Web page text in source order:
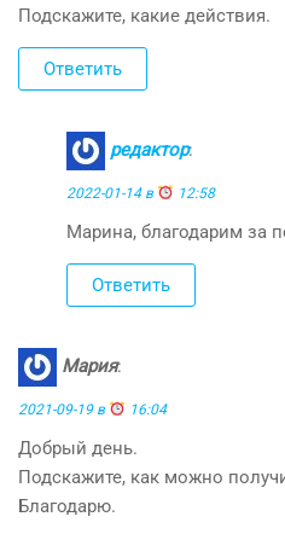
Подскажите, какие действия.
Ответить
редактор:
2022-01-14 в 12:58
Марина, благодарим за
Ответить
Мария:
2021-09-19 в 16:04
Добрый день.
Подскажите, как можно
Благодарю.